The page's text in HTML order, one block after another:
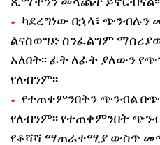
ካደረግነው በኋላ፣ ጭንብሉን
ልናስወግድ ስንፈልግም
አለበት፡፡ ፊት ለፊት ያለውን
የለብንም፡፡
የተጠቀምንበትን ጭንብል
የለብንም፡፡ የተጠቀምንበት
የቆሻሻ ማጠራቀሚያ ውስጥ